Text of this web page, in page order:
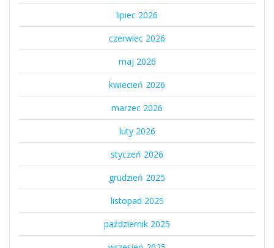
lipiec 2026
czerwiec 2026
maj 2026
kwiecień 2026
marzec 2026
luty 2026
styczeń 2026
grudzień 2025
listopad 2025
październik 2025